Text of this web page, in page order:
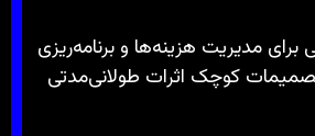
برای مدیریت هزینه‌ها و برنامه‌ریزی
کوچک اثرات طولانی‌مدتی